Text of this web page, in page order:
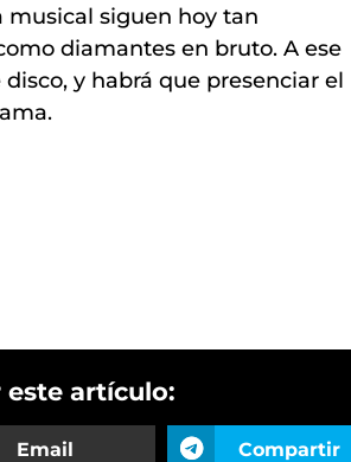
musical siguen hoy tan
diamantes en bruto. A ese
y habrá que presenciar el
este artículo:
Email Compartir